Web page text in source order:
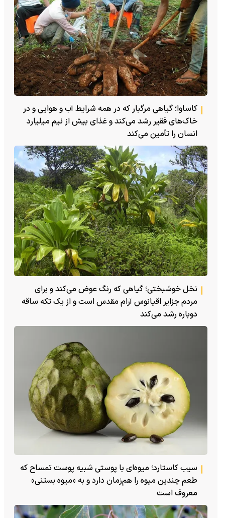
کاساوا؛ گیاهی مرگبار که در همه شرایط آب و هوایی و در
خاک‌های فقیر رشد می‌کند و غذای بیش از نیم میلیارد
انسان را تأمین می‌کند
نخل خوشبختی؛ گیاهی که رنگ عوض می‌کند و برای
مردم جزایر اقیانوس آرام مقدس است و از یک تکه ساقه
دوباره رشد می‌کند
سیب کاستارد؛ میوه‌ای با پوستی شبیه پوست تمساح که
طعم چندین میوه را هم‌زمان دارد و به «میوه بستنی»
معروف است